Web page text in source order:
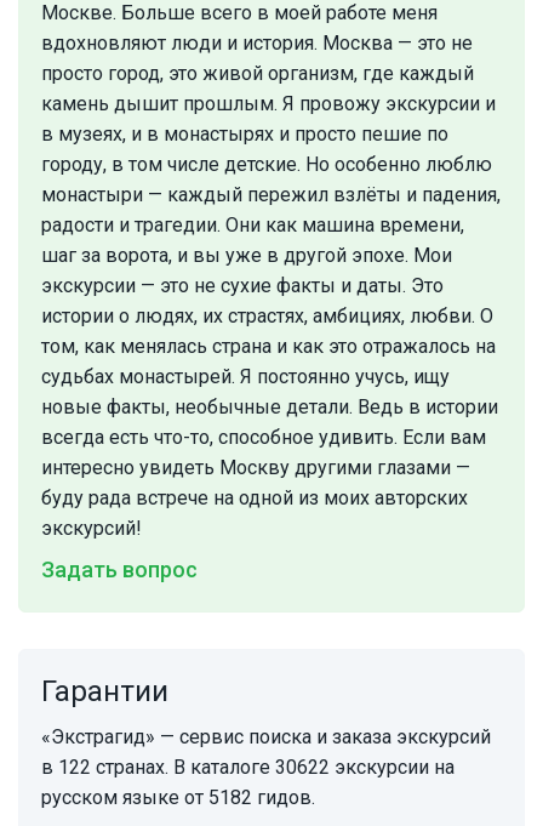
Москве. Больше всего в моей работе меня
вдохновляют люди и история. Москва — это не
просто город, это живой организм, где каждый
камень дышит прошлым. Я провожу экскурсии и
в музеях, и в монастырях и просто пешие по
городу, в том числе детские. Но особенно люблю
монастыри — каждый пережил взлёты и падения,
радости и трагедии. Они как машина времени,
шаг за ворота, и вы уже в другой эпохе. Мои
экскурсии — это не сухие факты и даты. Это
истории о людях, их страстях, амбициях, любви. О
том, как менялась страна и как это отражалось на
судьбах монастырей. Я постоянно учусь, ищу
новые факты, необычные детали. Ведь в истории
всегда есть что-то, способное удивить. Если вам
интересно увидеть Москву другими глазами —
буду рада встрече на одной из моих авторских
экскурсий!
Задать вопрос
Гарантии
«Экстрагид» — сервис поиска и заказа экскурсий
в 122 странах. В каталоге 30622 экскурсии на
русском языке от 5182 гидов.